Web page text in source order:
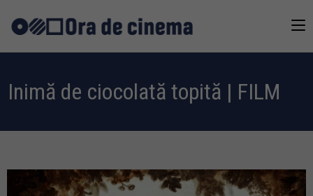
Inimă de ciocolată topită | FILM